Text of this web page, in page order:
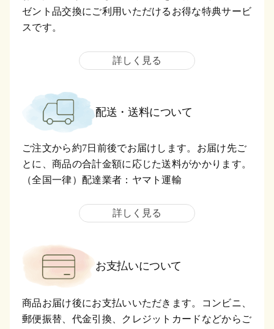
ゼント品交換にご利用いただけるお得な特典サービ
スです。
詳しく見る
配送・送料について
ご注文から約7日前後でお届けします。お届け先ご
とに、商品の合計金額に応じた送料がかかります。
（全国一律）配達業者：ヤマト運輸
詳しく見る
お支払いについて
商品お届け後にお支払いいただきます。コンビニ、
郵便振替、代金引換、クレジットカードなどからご